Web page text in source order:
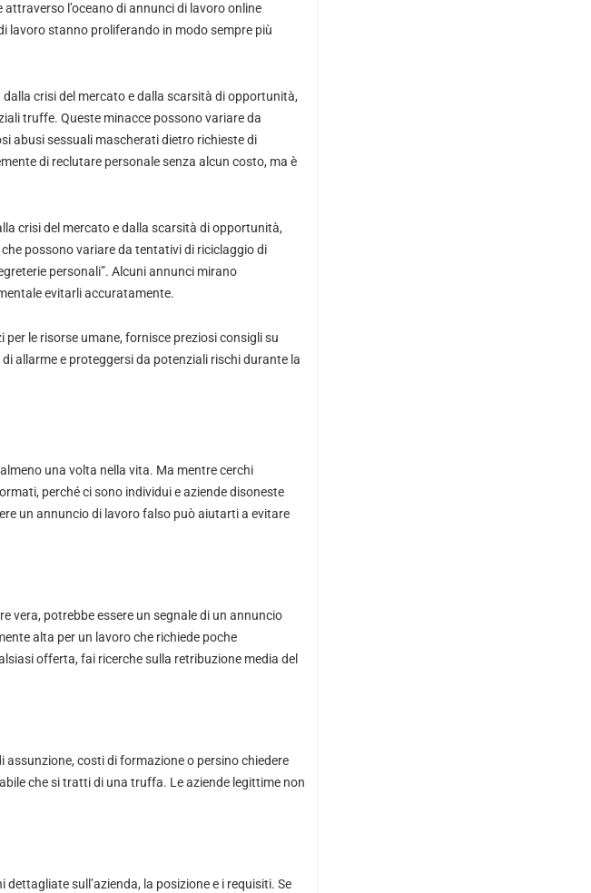
l’oceano di annunci di lavoro online
lavoro stanno proliferando in modo sempre più
crisi del mercato e dalla scarsità di opportunità,
truffe. Queste minacce possono variare da
abusi sessuali mascherati dietro richieste di
di reclutare personale senza alcun costo, ma è
crisi del mercato e dalla scarsità di opportunità,
possono variare da tentativi di riciclaggio di
personali”. Alcuni annunci mirano
evitarli accuratamente.
le risorse umane, fornisce preziosi consigli su
allarme e proteggersi da potenziali rischi durante la
una volta nella vita. Ma mentre cerchi
perché ci sono individui e aziende disoneste
un annuncio di lavoro falso può aiutarti a evitare
vera, potrebbe essere un segnale di un annuncio
alta per un lavoro che richiede poche
offerta, fai ricerche sulla retribuzione media del
costi di formazione o persino chiedere
che si tratti di una truffa. Le aziende legittime non
sull’azienda, la posizione e i requisiti. Se